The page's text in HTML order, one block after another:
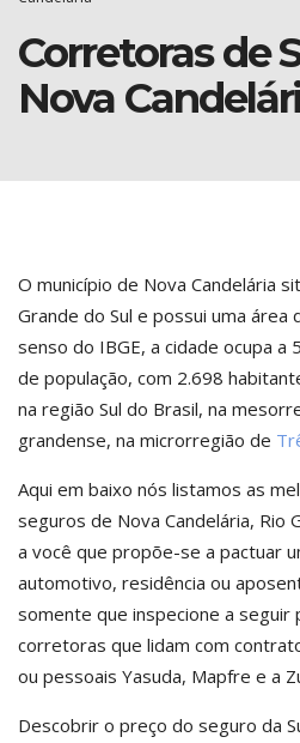
Corretoras de
Nova
O município de Nova Candelária
Grande do Sul e possui uma área
senso do IBGE, a cidade ocupa a
de população, com 2.698
na região Sul do Brasil, na
grandense, na microrregião de
Aqui em baixo nós listamos as
seguros de Nova Candelária, Rio
a você que propõe-se a pactuar
automotivo, residência ou
somente que inspecione a seguir
corretoras que lidam com
ou pessoais Yasuda, Mapfre e a
Descobrir o preço do seguro da